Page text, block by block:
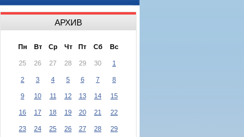
АРХИВ
Пн Вт Ср Чт Пт Сб Вс
25 26 27 28 29 30 1
2 3 4 5 6 7 8
9 10 11 12 13 14 15
16 17 18 19 20 21 22
23 24 25 26 27 28 29